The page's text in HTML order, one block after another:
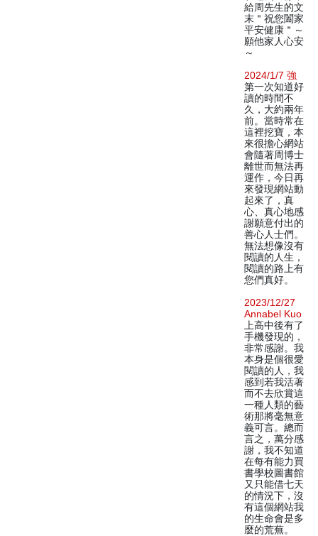
給周先生的文
末＂祝您闔家
平安健康＂～
願他家人心安
～
2024/1/7 強
第一次知道好
讀的時間不
久，大約兩年
前。當時常在
這裡挖寶，本
來很擔心網站
會隨著周博士
離世而無法再
運作，今日再
來發現網站動
起來了，真
心、真心地感
謝願意付出的
善心人士們。
無法想像沒有
閱讀的人生，
閱讀的路上有
您們真好。
2023/12/27
Annabel Kuo
上高中後有了
手機發現的，
非常感謝。我
本身是個很愛
閱讀的人，我
感到若我活著
而不去欣賞這
一種人類的藝
術那將毫無意
義可言。總而
言之，萬分感
謝，我不知道
在每有能力買
書學校圖書館
又只能借七天
的情況下，沒
有這個網站我
的生命會是多
麼的荒蕪。